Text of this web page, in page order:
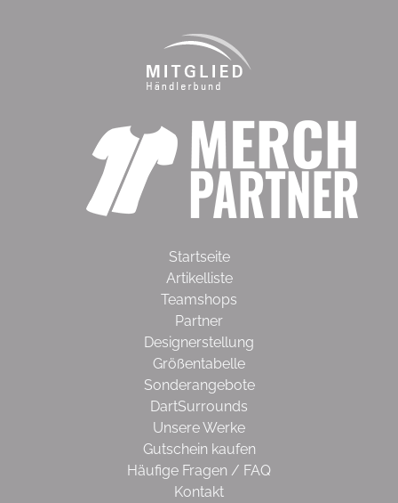
Startseite
Artikelliste
Teamshops
Partner
Designerstellung
Größentabelle
Sonderangebote
DartSurrounds
Unsere Werke
Gutschein kaufen
Häufige Fragen / FAQ
Kontakt